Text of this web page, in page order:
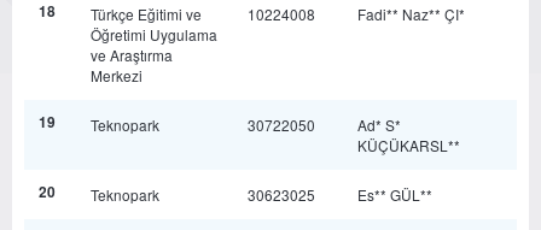
18
Türkçe Eğitimi ve
Öğretimi Uygulama
ve Araştırma
Merkezi
10224008 Fadi** Naz** ÇI*
19 Teknopark 30722050
Ad* S*
KÜÇÜKARSL**
20 Teknopark 30623025 Es** GÜL**